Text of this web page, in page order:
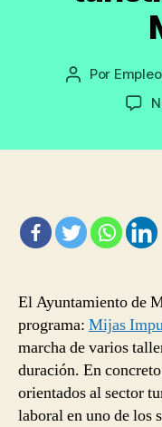
Autor
Por
El Ayuntamiento de
programa: Mijas
marcha de varios
duración. En
orientados al sector
laboral en uno de los